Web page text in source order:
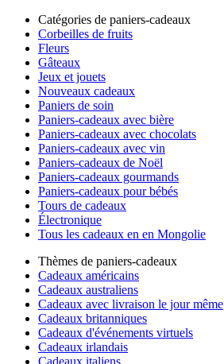
Catégories de paniers-cadeaux
Corbeilles de fruits
Fleurs
Gâteaux
Jeux et jouets
Nouveaux cadeaux
Paniers de soin
Paniers-cadeaux avec bière
Paniers-cadeaux avec chocolats
Paniers-cadeaux avec vin
Paniers-cadeaux de Noël
Paniers-cadeaux gourmands
Paniers-cadeaux pour bébés
Tours de cadeaux
Électronique
Tous les cadeaux en en Mongolie
Thèmes de paniers-cadeaux
Cadeaux américains
Cadeaux australiens
Cadeaux avec livraison le jour même
Cadeaux britanniques
Cadeaux d'événements virtuels
Cadeaux irlandais
Cadeaux italiens